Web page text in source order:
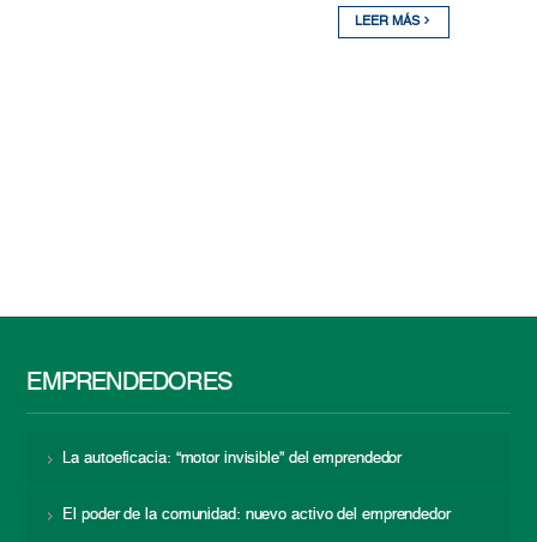
LEER MÁS
EMPRENDEDORES
La autoeficacia: “motor invisible” del emprendedor
El poder de la comunidad: nuevo activo del emprendedor